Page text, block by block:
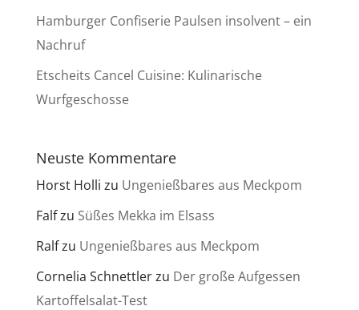
Hamburger Confiserie Paulsen insolvent – ein
Nachruf
Etscheits Cancel Cuisine: Kulinarische
Wurfgeschosse
Neuste Kommentare
Horst Holli zu Ungenießbares aus Meckpom
Falfzu Süßes Mekka im Elsass
Ralfzu Ungenießbares aus Meckpom
Cornelia Schnettlerzu Der große Aufgessen
Kartoffelsalat-Test